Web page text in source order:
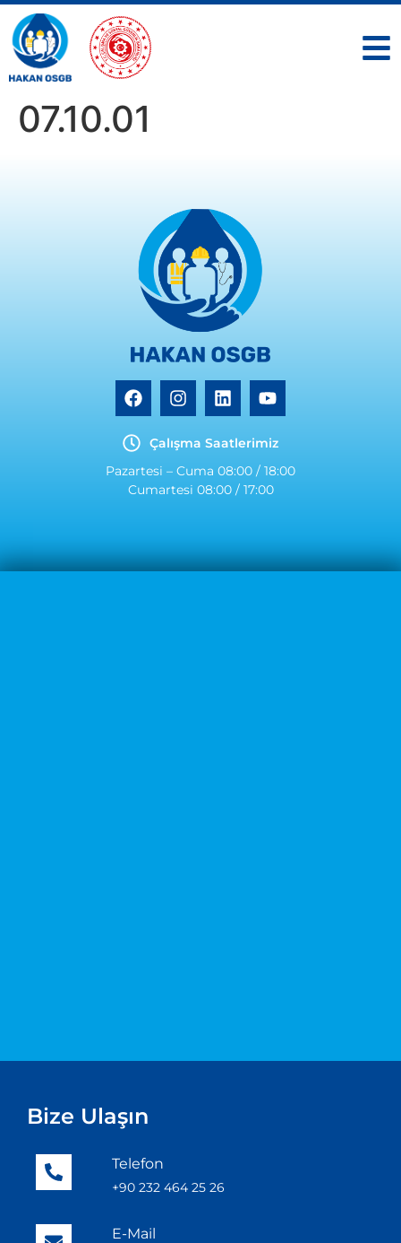
07.10.01
Çalışma Saatlerimiz
Pazartesi – Cuma 08:00 / 18:00
Cumartesi 08:00 / 17:00
Bize Ulaşın
Telefon
+90 232 464 25 26
E-Mail